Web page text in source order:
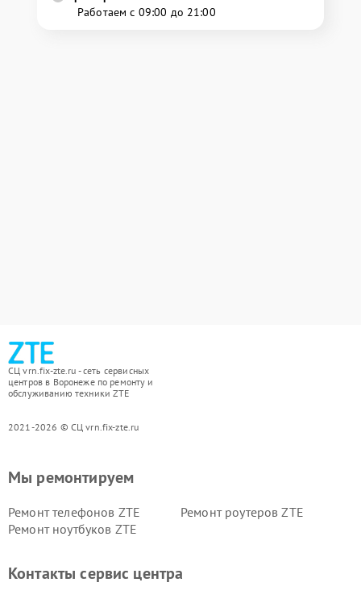
Работаем с 09:00 до 21:00
СЦ vrn.fix-zte.ru - сеть сервисных
центров в Воронеже по ремонту и
обслуживанию техники ZTE
2021-2026 © СЦ vrn.fix-zte.ru
Мы ремонтируем
Ремонт телефонов ZTE
Ремонт роутеров ZTE
Ремонт ноутбуков ZTE
Контакты сервис центра